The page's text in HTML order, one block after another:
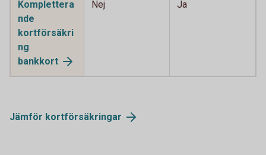
Komplettera
nde
kortförsäkri
ng
bankkort
Nej Ja
Jämför kortförsäkringar